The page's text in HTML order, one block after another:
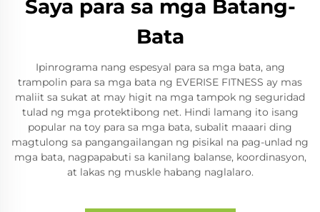
Saya para sa mga Batang-
Bata
Ipinrograma nang espesyal para sa mga bata, ang
trampolin para sa mga bata ng EVERISE FITNESS ay mas
maliit sa sukat at may higit na mga tampok ng seguridad
tulad ng mga protektibong net. Hindi lamang ito isang
popular na toy para sa mga bata, subalit maaari ding
magtulong sa pangangailangan ng pisikal na pag-unlad ng
mga bata, nagpapabuti sa kanilang balanse, koordinasyon,
at lakas ng muskle habang naglalaro.